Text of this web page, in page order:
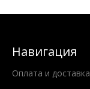
Навигация
Оплата и доставка